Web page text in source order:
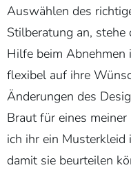
Auswählen des
Stilberatung an, stehe
Hilfe beim Abnehmen
flexibel auf ihre
Änderungen des
Braut für eines
ich ihr ein
damit sie beurteilen